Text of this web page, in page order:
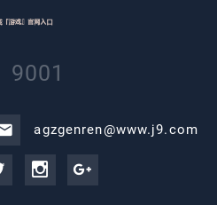
9001
agzgenren@www.j9.com